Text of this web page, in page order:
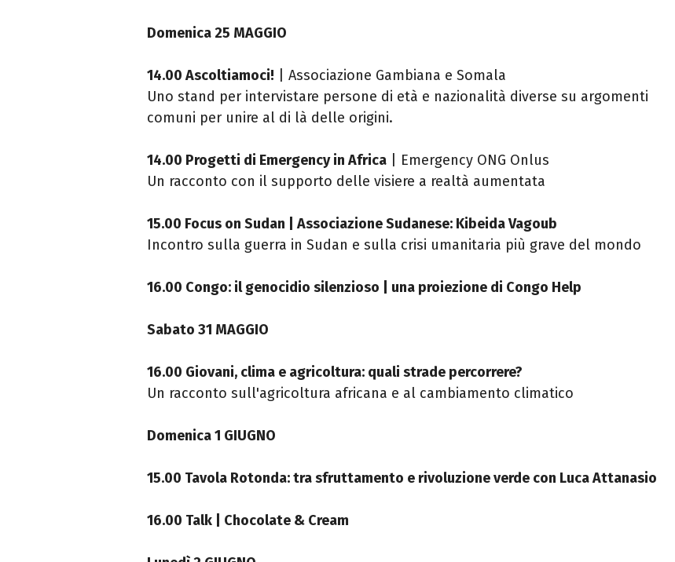
Domenica 25 MAGGIO
14.00 Ascoltiamoci! | Associazione Gambiana e Somala
Uno stand per intervistare persone di età e nazionalità diverse su argomenti
comuni per unire al di là delle origini.
14.00 Progetti di Emergency in Africa | Emergency ONG Onlus
Un racconto con il supporto delle visiere a realtà aumentata
15.00 Focus on Sudan | Associazione Sudanese: Kibeida Vagoub
Incontro sulla guerra in Sudan e sulla crisi umanitaria più grave del mondo
16.00 Congo: il genocidio silenzioso | una proiezione di Congo Help
Sabato 31 MAGGIO
16.00 Giovani, clima e agricoltura: quali strade percorrere?
Un racconto sull'agricoltura africana e al cambiamento climatico
Domenica 1 GIUGNO
15.00 Tavola Rotonda: tra sfruttamento e rivoluzione verde con Luca Attanasio
16.00 Talk | Chocolate & Cream